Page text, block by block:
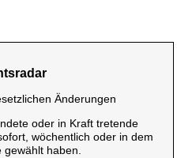
Änderungen
oder in Kraft tretende
wöchentlich oder in dem
haben.